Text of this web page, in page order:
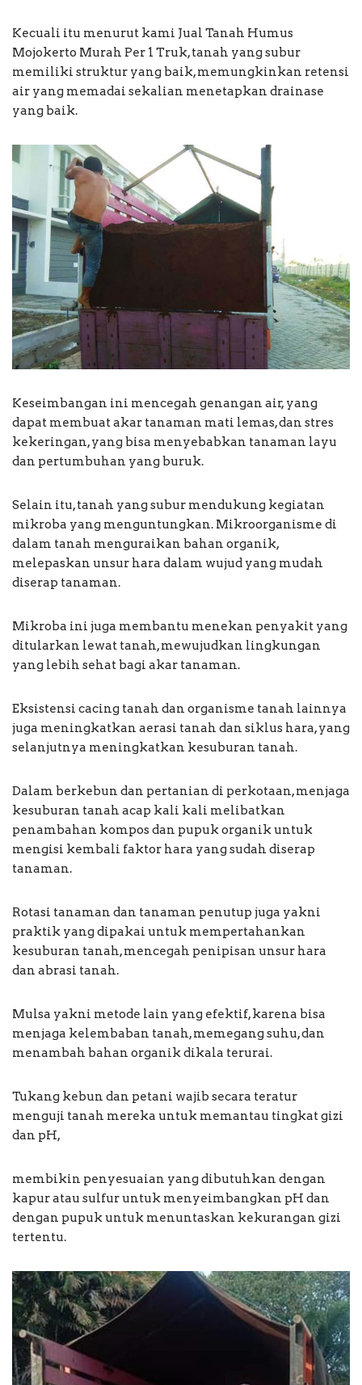
Kecuali itu menurut kami Jual Tanah Humus
Mojokerto Murah Per 1 Truk, tanah yang subur
memiliki struktur yang baik, memungkinkan retensi
air yang memadai sekalian menetapkan drainase
yang baik.
Keseimbangan ini mencegah genangan air, yang
dapat membuat akar tanaman mati lemas, dan stres
kekeringan, yang bisa menyebabkan tanaman layu
dan pertumbuhan yang buruk.
Selain itu, tanah yang subur mendukung kegiatan
mikroba yang menguntungkan. Mikroorganisme di
dalam tanah menguraikan bahan organik,
melepaskan unsur hara dalam wujud yang mudah
diserap tanaman.
Mikroba ini juga membantu menekan penyakit yang
ditularkan lewat tanah, mewujudkan lingkungan
yang lebih sehat bagi akar tanaman.
Eksistensi cacing tanah dan organisme tanah lainnya
juga meningkatkan aerasi tanah dan siklus hara, yang
selanjutnya meningkatkan kesuburan tanah.
Dalam berkebun dan pertanian di perkotaan, menjaga
kesuburan tanah acap kali kali melibatkan
penambahan kompos dan pupuk organik untuk
mengisi kembali faktor hara yang sudah diserap
tanaman.
Rotasi tanaman dan tanaman penutup juga yakni
praktik yang dipakai untuk mempertahankan
kesuburan tanah, mencegah penipisan unsur hara
dan abrasi tanah.
Mulsa yakni metode lain yang efektif, karena bisa
menjaga kelembaban tanah, memegang suhu, dan
menambah bahan organik dikala terurai.
Tukang kebun dan petani wajib secara teratur
menguji tanah mereka untuk memantau tingkat gizi
dan pH,
membikin penyesuaian yang dibutuhkan dengan
kapur atau sulfur untuk menyeimbangkan pH dan
dengan pupuk untuk menuntaskan kekurangan gizi
tertentu.